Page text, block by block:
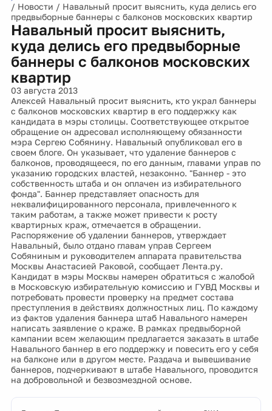
/ Новости / Навальный просит выяснить, куда делись его
предвыборные баннеры с балконов московских квартир
Навальный просит выяснить,
куда делись его предвыборные
баннеры с балконов московских
квартир
03 августа 2013
Алексей Навальный просит выяснить, кто украл баннеры
с балконов московских квартир в его поддержку как
кандидата в мэры столицы. Соответствующее открытое
обращение он адресовал исполняющему обязанности
мэра Сергею Собянину. Навальный опубликовал его в
своем блоге. Он указывает, что удаление баннеров с
балконов, проводящееся, по его данным, главами управ по
указанию городских властей, незаконно. "Баннер - это
собственность штаба и он оплачен из избирательного
фонда". Баннер представляет опасность для
неквалифицированного персонала, привлеченного к
таким работам, а также может привести к росту
квартирных краж, отмечается в обращении.
Распоряжение об удалении баннеров, утверждает
Навальный, было отдано главам управ Сергеем
Собяниным и руководителем аппарата правительства
Москвы Анастасией Раковой, сообщает Лента.ру.
Кандидат в мэры Москвы намерен обратиться с жалобой
в Московскую избирательную комиссию и ГУВД Москвы и
потребовать провести проверку на предмет состава
преступления в действиях должностных лиц. По каждому
из фактов удаления баннера штаб Навального намерен
написать заявление о краже. В рамках предвыборной
кампании всем желающим предлагается заказать в штабе
Навального баннер в его поддержку и повесить его у себя
на балконе или в другом месте. Раздача и вывешивание
баннеров, подчеркивают в штабе Навального, проводится
на добровольной и безвозмездной основе.